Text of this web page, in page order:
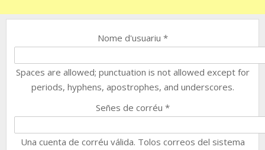
Nome d'usuariu *
Spaces are allowed; punctuation is not allowed except for
periods, hyphens, apostrophes, and underscores.
Señes de corréu *
Una cuenta de corréu válida. Tolos correos del sistema